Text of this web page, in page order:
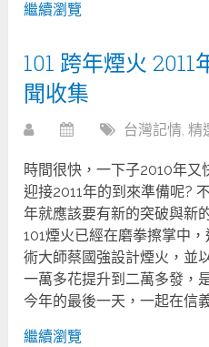
繼續瀏覽
101 跨年煙火
聞收集
台灣記情,精
時間很快，一下子2010年又
迎接2011年的到來準備呢?
年就應該要有新的突破與新
101煙火已經在磨拳擦掌中
術大師蔡國強設計煙火，並
一萬多花提升到二萬多發，
今年的最後一天，一起在信
繼續瀏覽